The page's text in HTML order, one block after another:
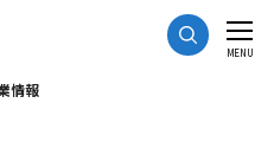
CLOSE
MENU
情報